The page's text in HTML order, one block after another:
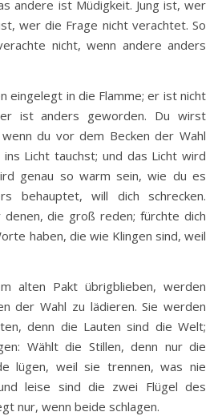
andere ist Müdigkeit. Jung ist, wer
wer die Frage nicht verachtet. So
nicht, wenn andere anders
eingelegt in die Flamme; er ist nicht
ist anders geworden. Du wirst
du vor dem Becken der Wahl
Licht tauchst; und das Licht wird
genau so warm sein, wie du es
behauptet, will dich schrecken.
denen, die groß reden; fürchte dich
haben, die wie Klingen sind, weil
alten Pakt übrigblieben, werden
der Wahl zu lädieren. Sie werden
denn die Lauten sind die Welt;
Wählt die Stillen, denn nur die
lügen, weil sie trennen, was nie
leise sind die zwei Flügel des
nur, wenn beide schlagen.